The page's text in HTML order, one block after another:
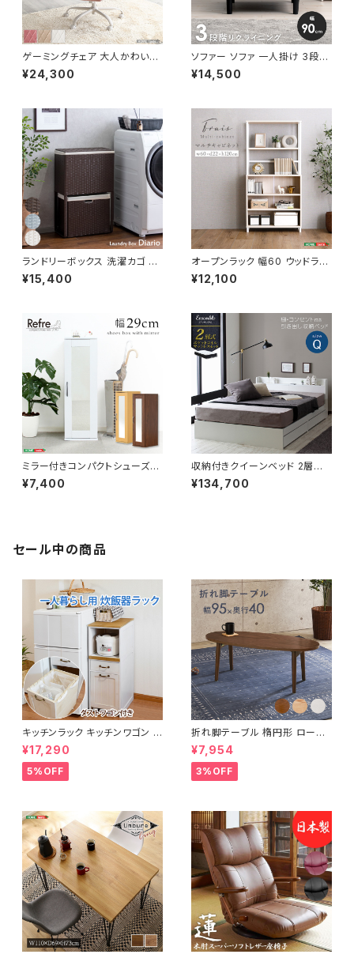
ゲーミングチェア 大人かわいい
チェア エレガントチェア ワーク
チェア オフィスチェア イス チェ
¥24,300
ソファー ソファ 一人掛け 3段階
リクライニング ローソファー 一
人暮らし 新生活 幅90
¥14,500
ランドリーボックス 洗濯カゴ 幅
50 奥行25 高さ80 完成品 新
生活 一人暮らし ランドリー収納
¥15,400
オープンラック 幅60 ウッドラッ
ク ラック シェルフ 収納棚 マル
チキャビネット ディスプレイラッ
¥12,100
ミラー付きコンパクトシューズラ
ック 幅29 シューズボックス シ
ューズラック 下駄箱 靴箱 玄関
¥7,400
収納付きクイーンベッド 2層式
マットレスセット ポケットコイル
極厚ウレタン 収納ベッド ベッド
¥134,700
セール中の商品
キッチンラック キッチンワゴン キ
ャスター付き 収納ラック 一人暮
らし スリムキッチンラック 幅30
cm 完成品
¥17,290
5%OFF
折れ脚テーブル 楕円形 ローテ
ーブル センターテーブル リビン
グテーブル 天然木 幅95 3色展
開
¥7,954
3%OFF